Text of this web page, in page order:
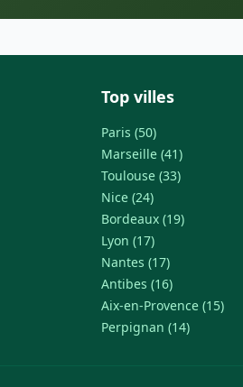
Top villes
Paris (50)
Marseille (41)
Toulouse (33)
Nice (24)
Bordeaux (19)
Lyon (17)
Nantes (17)
Antibes (16)
Aix-en-Provence (15)
Perpignan (14)